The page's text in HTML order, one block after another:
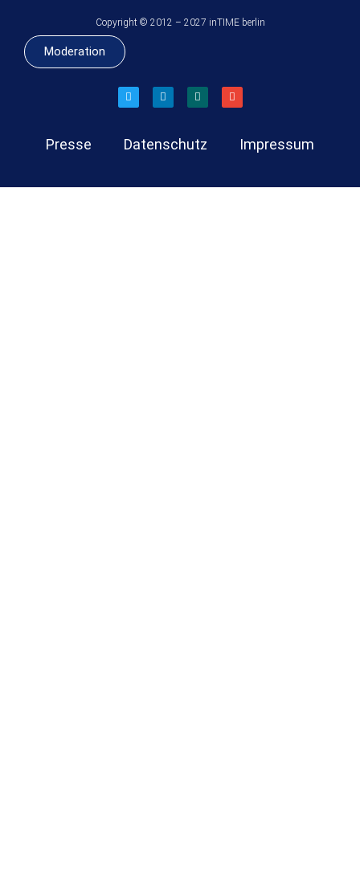
Copyright © 2012 – 2027 inTIME berlin
Moderation
Presse Datenschutz Impressum